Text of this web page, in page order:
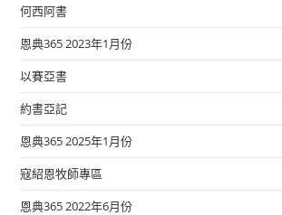
何西阿書
恩典365 2023年1月份
以賽亞書
約書亞記
恩典365 2025年1月份
寇紹恩牧師專區
恩典365 2022年6月份